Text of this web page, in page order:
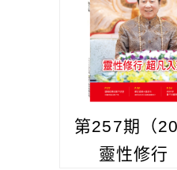
第257期（
靈性修